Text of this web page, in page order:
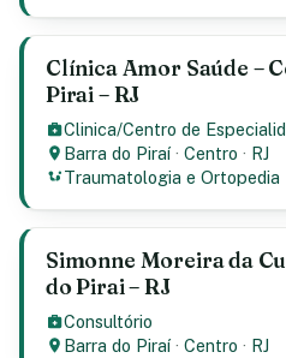
Clínica Amor Saúde –
Pirai – RJ
Clinica/Centro de
Barra do Piraí ·Centro · RJ
Traumatologia e Ortopedia
Simonne Moreira da
do Pirai – RJ
Consultório
Barra do Piraí ·Centro · RJ